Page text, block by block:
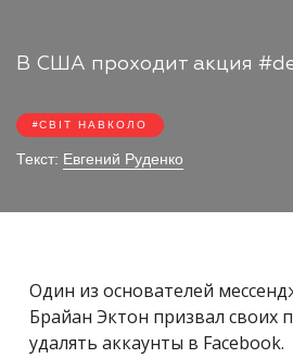
В США проходит акция
СВІТ НАВКОЛО
Текст: Евгений Руденко
Один из основателей
Брайан Эктон призвал своих
удалять аккаунты в Facebook.